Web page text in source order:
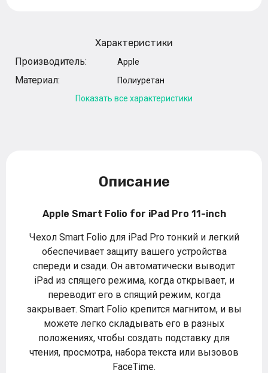
Характеристики
Производитель:
Apple
Материал:
Полиуретан
Показать все характеристики
Описание
Apple Smart Folio for iPad Pro 11-inch
Чехол Smart Folio для iPad Pro тонкий и легкий
обеспечивает защиту вашего устройства
спереди и сзади. Он автоматически выводит
iPad из спящего режима, когда открывает, и
переводит его в спящий режим, когда
закрывает. Smart Folio крепится магнитом, и вы
можете легко складывать его в разных
положениях, чтобы создать подставку для
чтения, просмотра, набора текста или вызовов
FaceTime.